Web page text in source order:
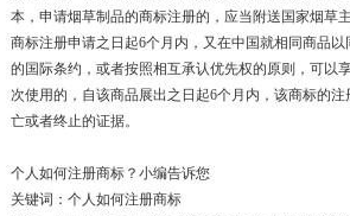
本，申请烟草制品的商标注册的，应当附送国家烟草
商标注册申请之日起6个月内，又在中国就相同商品
的国际条约，或者按照相互承认优先权的原则，可以
次使用的，自该商品展出之日起6个月内，该商标的
亡或者终止的证据。
个人如何注册商标？小编告诉您
关键词：个人如何注册商标